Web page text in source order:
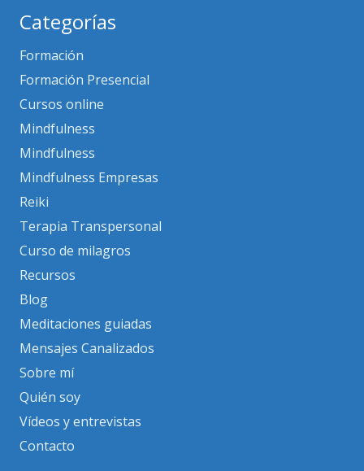
Categorías
Formación
Formación Presencial
Cursos online
Mindfulness
Mindfulness
Mindfulness Empresas
Reiki
Terapia Transpersonal
Curso de milagros
Recursos
Blog
Meditaciones guiadas
Mensajes Canalizados
Sobre mí
Quién soy
Vídeos y entrevistas
Contacto